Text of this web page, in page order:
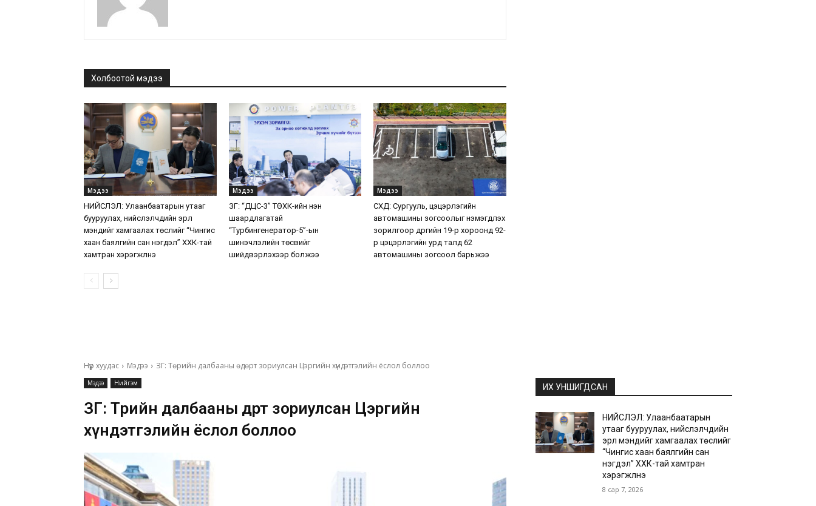
Холбоотой мэдээ
Мэдээ
НИЙСЛЭЛ: Улаанбаатарын утааг
бууруулах, нийслэлчүүдийн эрүүл
мэндийг хамгаалах төслийг “Чингис
хаан баялгийн сан нэгдэл” ХХК-тай
хамтран хэрэгжүүлнэ
Мэдээ
ЗГ: “ДЦС-3” ТӨХК-ийн нэн
шаардлагатай
“Турбингенератор-5”-ын
шинэчлэлийн төсвийг
шийдвэрлэхээр болжээ
Мэдээ
СХД: Сургууль, цэцэрлэгийн
автомашины зогсоолыг нэмэгдүүлэх
зорилгоор дүүргийн 19-р хороонд 92-
р цэцэрлэгийн урд талд 62
автомашины зогсоол барьжээ